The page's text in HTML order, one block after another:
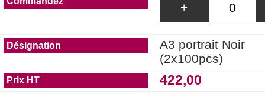
+
A3 portrait Noir
(2x100pcs)
422,00